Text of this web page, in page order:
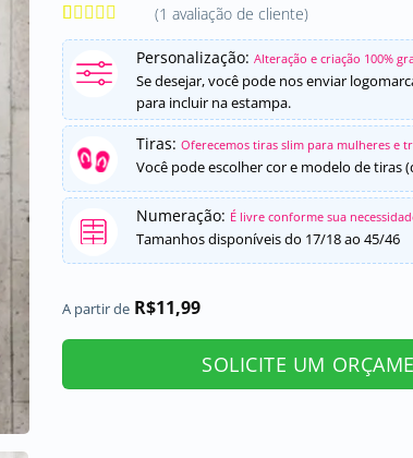
Avaliado
como
5, com
baseado em
1
avaliação de
cliente
(1 avaliação de cliente)
Personalização: Alteração e criação 100%
Se desejar, você pode nos enviar
para incluir na estampa.
Tiras: Oferecemos tiras slim para mulheres e
Você pode escolher cor e modelo de tiras
Numeração: É livre conforme sua
Tamanhos disponíveis do 17/18 ao 45/46
A partir de R$11,99
SOLICITE UM